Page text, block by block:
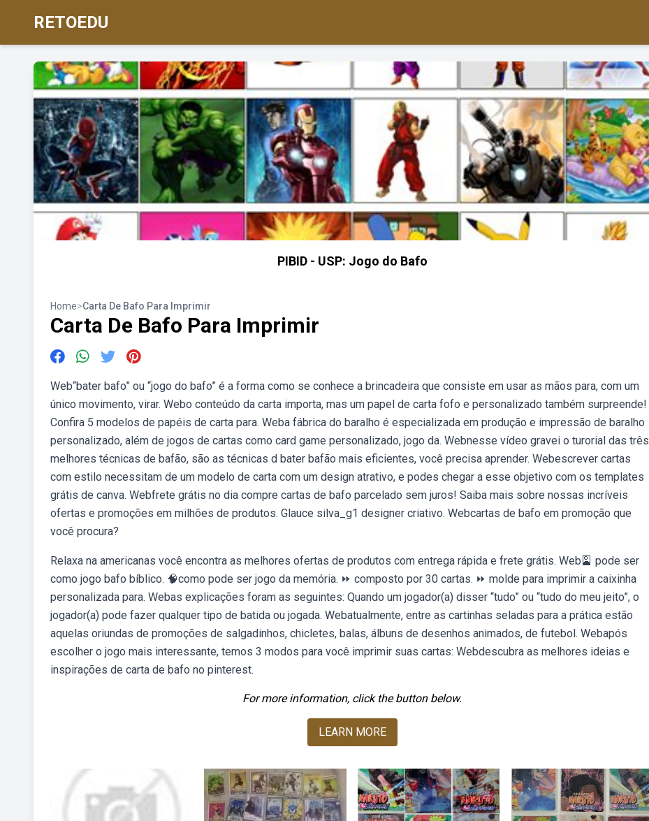
RETOEDU
PIBID - USP: Jogo do Bafo
Home>Carta De Bafo Para Imprimir
Carta De Bafo Para Imprimir
Web“bater bafo” ou “jogo do bafo” é a forma como se conhece a brincadeira que consiste em usar as mãos para, com um
único movimento, virar. Webo conteúdo da carta importa, mas um papel de carta fofo e personalizado também surpreende!
Confira 5 modelos de papéis de carta para. Weba fábrica do baralho é especializada em produção e impressão de baralho
personalizado, além de jogos de cartas como card game personalizado, jogo da. Webnesse vídeo gravei o turorial das três
melhores técnicas de bafão, são as técnicas d bater bafão mais eficientes, você precisa aprender. Webescrever cartas
com estilo necessitam de um modelo de carta com um design atrativo, e podes chegar a esse objetivo com os templates
grátis de canva. Webfrete grátis no dia compre cartas de bafo parcelado sem juros! Saiba mais sobre nossas incríveis
ofertas e promoções em milhões de produtos. Glauce silva_g1 designer criativo. Webcartas de bafo em promoção que
você procura?
Relaxa na americanas você encontra as melhores ofertas de produtos com entrega rápida e frete grátis. Web🎴 pode ser
como jogo bafo bíblico. 🧠como pode ser jogo da memória. ⏩ composto por 30 cartas. ⏩ molde para imprimir a caixinha
personalizada para. Webas explicações foram as seguintes: Quando um jogador(a) disser “tudo” ou “tudo do meu jeito”, o
jogador(a) pode fazer qualquer tipo de batida ou jogada. Webatualmente, entre as cartinhas seladas para a prática estão
aquelas oriundas de promoções de salgadinhos, chicletes, balas, álbuns de desenhos animados, de futebol. Webapós
escolher o jogo mais interessante, temos 3 modos para você imprimir suas cartas: Webdescubra as melhores ideias e
inspirações de carta de bafo no pinterest.
For more information, click the button below.
LEARN MORE